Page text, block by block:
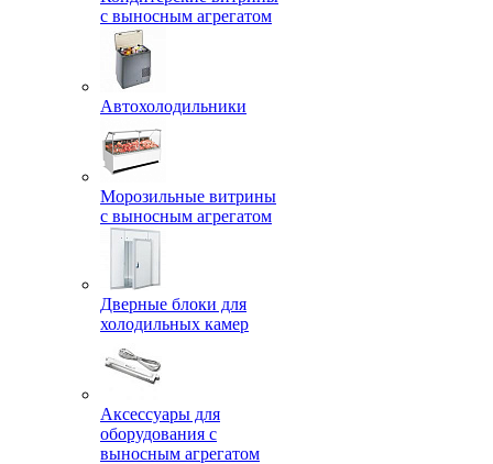
с выносным агрегатом
Автохолодильники
Морозильные витрины
с выносным агрегатом
Дверные блоки для
холодильных камер
Аксессуары для
оборудования с
выносным агрегатом